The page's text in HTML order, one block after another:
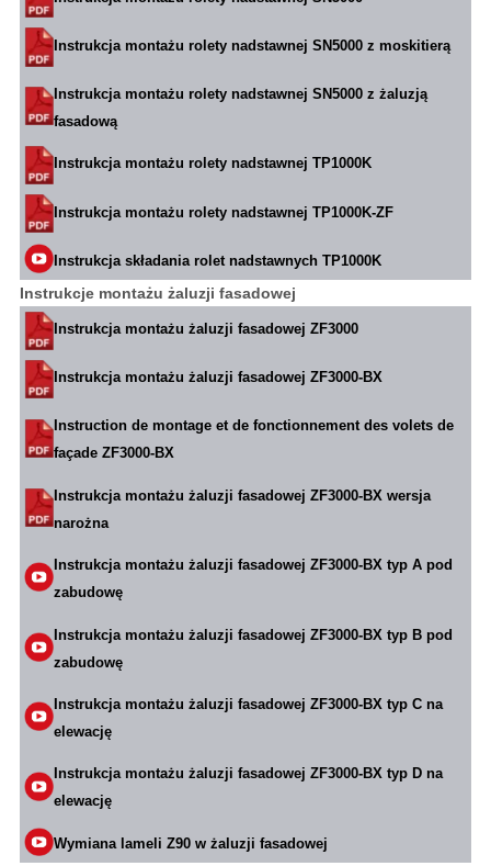
Instrukcja montażu rolety nadstawnej SN5000 z moskitierą
Instrukcja montażu rolety nadstawnej SN5000 z żaluzją
fasadową
Instrukcja montażu rolety nadstawnej TP1000K
Instrukcja montażu rolety nadstawnej TP1000K-ZF
Instrukcja składania rolet nadstawnych TP1000K
Instrukcje montażu żaluzji fasadowej
Instrukcja montażu żaluzji fasadowej ZF3000
Instrukcja montażu żaluzji fasadowej ZF3000-BX
Instruction de montage et de fonctionnement des volets de
façade ZF3000-BX
Instrukcja montażu żaluzji fasadowej ZF3000-BX wersja
narożna
Instrukcja montażu żaluzji fasadowej ZF3000-BX typ A pod
zabudowę
Instrukcja montażu żaluzji fasadowej ZF3000-BX typ B pod
zabudowę
Instrukcja montażu żaluzji fasadowej ZF3000-BX typ C na
elewację
Instrukcja montażu żaluzji fasadowej ZF3000-BX typ D na
elewację
Wymiana lameli Z90 w żaluzji fasadowej